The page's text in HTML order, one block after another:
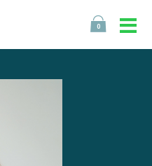
0